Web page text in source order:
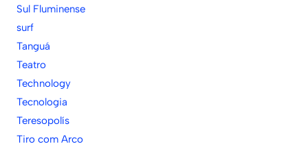
Sul Fluminense
surf
Tanguá
Teatro
Technology
Tecnologia
Teresopolís
Tiro com Arco